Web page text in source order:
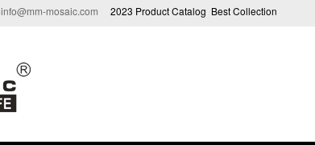
mosaic.com 2023 Product Catalog Best Collection